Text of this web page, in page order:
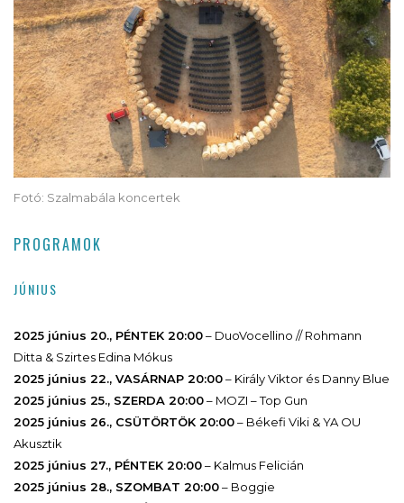
Fotó: Szalmabála koncertek
PROGRAMOK
JÚNIUS
2025 június 20., PÉNTEK 20:00– DuoVocellino // Rohmann
Ditta & Szirtes Edina Mókus
2025 június 22., VASÁRNAP 20:00– Király Viktor és Danny Blue
2025 június 25., SZERDA 20:00– MOZI – Top Gun
2025 június 26., CSÜTÖRTÖK 20:00– Békefi Viki & YA OU
Akusztik
2025 június 27., PÉNTEK 20:00– Kalmus Felicián
2025 június 28., SZOMBAT 20:00– Boggie